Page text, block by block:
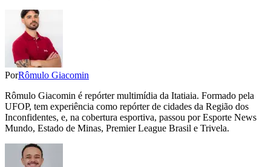
PorRômulo Giacomin
Rômulo Giacomin é repórter multimídia da Itatiaia. Formado pela
UFOP, tem experiência como repórter de cidades da Região dos
Inconfidentes, e, na cobertura esportiva, passou por Esporte News
Mundo, Estado de Minas, Premier League Brasil e Trivela.